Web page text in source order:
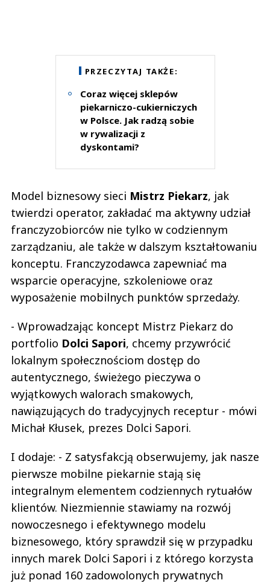
PRZECZYTAJ TAKŻE:
Coraz więcej sklepów
piekarniczo-cukierniczych
w Polsce. Jak radzą sobie
w rywalizacji z
dyskontami?
Model biznesowy sieci Mistrz Piekarz, jak
twierdzi operator, zakładać ma aktywny udział
franczyzobiorców nie tylko w codziennym
zarządzaniu, ale także w dalszym kształtowaniu
konceptu. Franczyzodawca zapewniać ma
wsparcie operacyjne, szkoleniowe oraz
wyposażenie mobilnych punktów sprzedaży.
- Wprowadzając koncept Mistrz Piekarz do
portfolio Dolci Sapori, chcemy przywrócić
lokalnym społecznościom dostęp do
autentycznego, świeżego pieczywa o
wyjątkowych walorach smakowych,
nawiązujących do tradycyjnych receptur - mówi
Michał Kłusek, prezes Dolci Sapori.
I dodaje: - Z satysfakcją obserwujemy, jak nasze
pierwsze mobilne piekarnie stają się
integralnym elementem codziennych rytuałów
klientów. Niezmiennie stawiamy na rozwój
nowoczesnego i efektywnego modelu
biznesowego, który sprawdził się w przypadku
innych marek Dolci Sapori i z którego korzysta
już ponad 160 zadowolonych prywatnych